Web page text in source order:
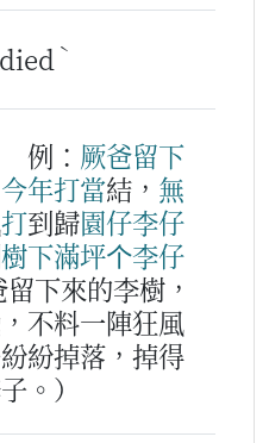
ˋ
例： 厥爸留下
今年打當結， 無
打到歸園仔李仔
樹下滿坪个李仔
留下來的李樹，
不料一陣狂風
紛掉落，掉得
。）